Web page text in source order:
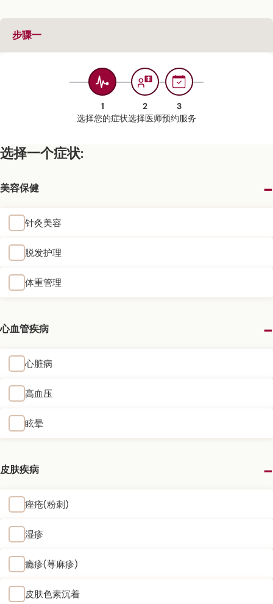
选择一个症状:
美容保健
针灸美容
脱发护理
体重管理
心血管疾病
心脏病
高血压
眩晕
皮肤疾病
痤疮(粉刺)
湿疹
瘾疹(荨麻疹)
皮肤色素沉着
步骤一
1
选择您的症状
2
选择医师
3
预约服务